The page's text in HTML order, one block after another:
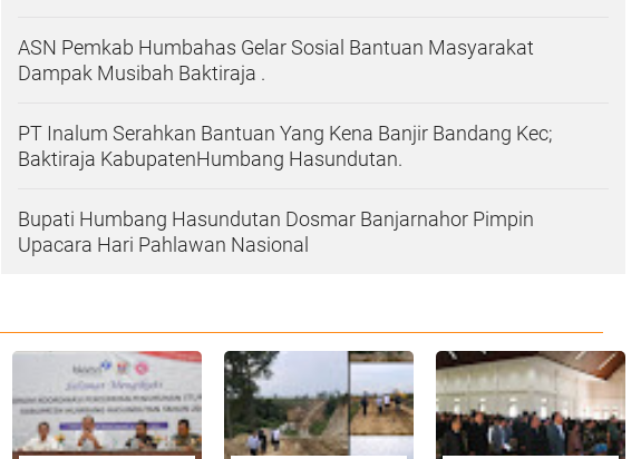
ASN Pemkab Humbahas Gelar Sosial Bantuan Masyarakat
Dampak Musibah Baktiraja .
PT Inalum Serahkan Bantuan Yang Kena Banjir Bandang Kec;
Baktiraja KabupatenHumbang Hasundutan.
Bupati Humbang Hasundutan Dosmar Banjarnahor Pimpin
Upacara Hari Pahlawan Nasional